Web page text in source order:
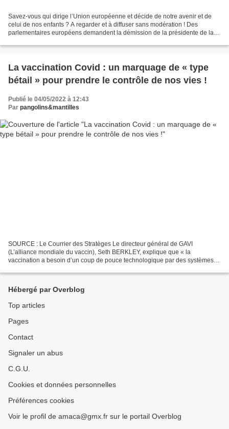
Savez-vous qui dirige l’Union européenne et décide de notre avenir et de
celui de nos enfants ? A regarder et à diffuser sans modération ! Des
parlementaires européens demandent la démission de la présidente de la
La vaccination Covid : un marquage de « type
bétail » pour prendre le contrôle de nos vies !
Publié le 04/05/2022 à 12:43
Par pangolins&mantilles
SOURCE : Le Courrier des Stratèges Le directeur général de GAVI
(L’alliance mondiale du vaccin), Seth BERKLEY, explique que « la
vaccination a besoin d’un coup de pouce technologique par des systèmes
Hébergé par Overblog
Top articles
Pages
Contact
Signaler un abus
C.G.U.
Cookies et données personnelles
Préférences cookies
Voir le profil de amaca@gmx.fr sur le portail Overblog